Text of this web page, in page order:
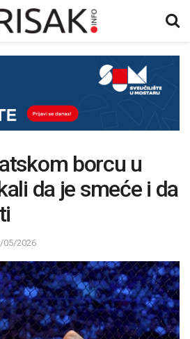
borcu u
da je smeće i da
05/2026